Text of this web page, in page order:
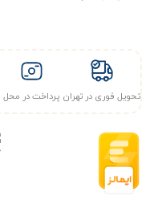
تحویل فوری در تهران پرداخت در محل